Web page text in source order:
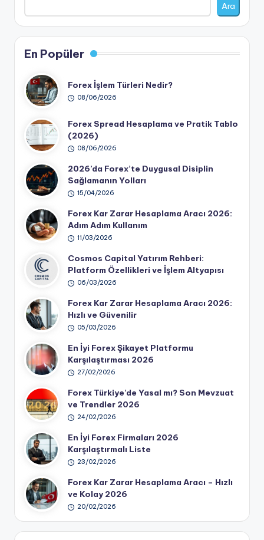
Ara
En Popüler
Forex İşlem Türleri Nedir?
08/06/2026
Forex Spread Hesaplama ve Pratik Tablo
(2026)
08/06/2026
2026’da Forex’te Duygusal Disiplin
Sağlamanın Yolları
15/04/2026
Forex Kar Zarar Hesaplama Aracı 2026:
Adım Adım Kullanım
11/03/2026
Cosmos Capital Yatırım Rehberi:
Platform Özellikleri ve İşlem Altyapısı
06/03/2026
Forex Kar Zarar Hesaplama Aracı 2026:
Hızlı ve Güvenilir
05/03/2026
En İyi Forex Şikayet Platformu
Karşılaştırması 2026
27/02/2026
Forex Türkiye’de Yasal mı? Son Mevzuat
ve Trendler 2026
24/02/2026
En İyi Forex Firmaları 2026
Karşılaştırmalı Liste
23/02/2026
Forex Kar Zarar Hesaplama Aracı – Hızlı
ve Kolay 2026
20/02/2026